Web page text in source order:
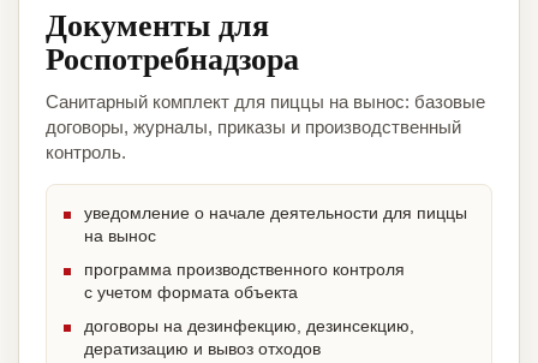
Документы для
Роспотребнадзора
Санитарный комплект для пиццы на вынос: базовые
договоры, журналы, приказы и производственный
контроль.
уведомление о начале деятельности для пиццы
на вынос
программа производственного контроля
с учетом формата объекта
договоры на дезинфекцию, дезинсекцию,
дератизацию и вывоз отходов